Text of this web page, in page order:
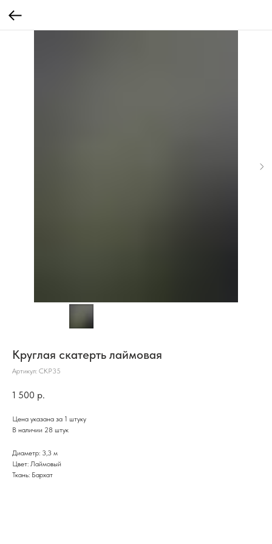
Круглая скатерть лаймовая
Артикул: СКР35
1 500 р.
Цена указана за 1 штуку
В наличии 28 штук
Диаметр: 3,3 м
Цвет: Лаймовый
Ткань: Бархат